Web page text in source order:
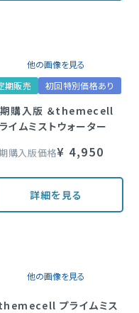
他の画像を見る
期販売
初回特別価格あり
購入版 ＆themecell
イムミストウォーター
購入版価格¥ 4,950
詳細を見る
他の画像を見る
プライムミス